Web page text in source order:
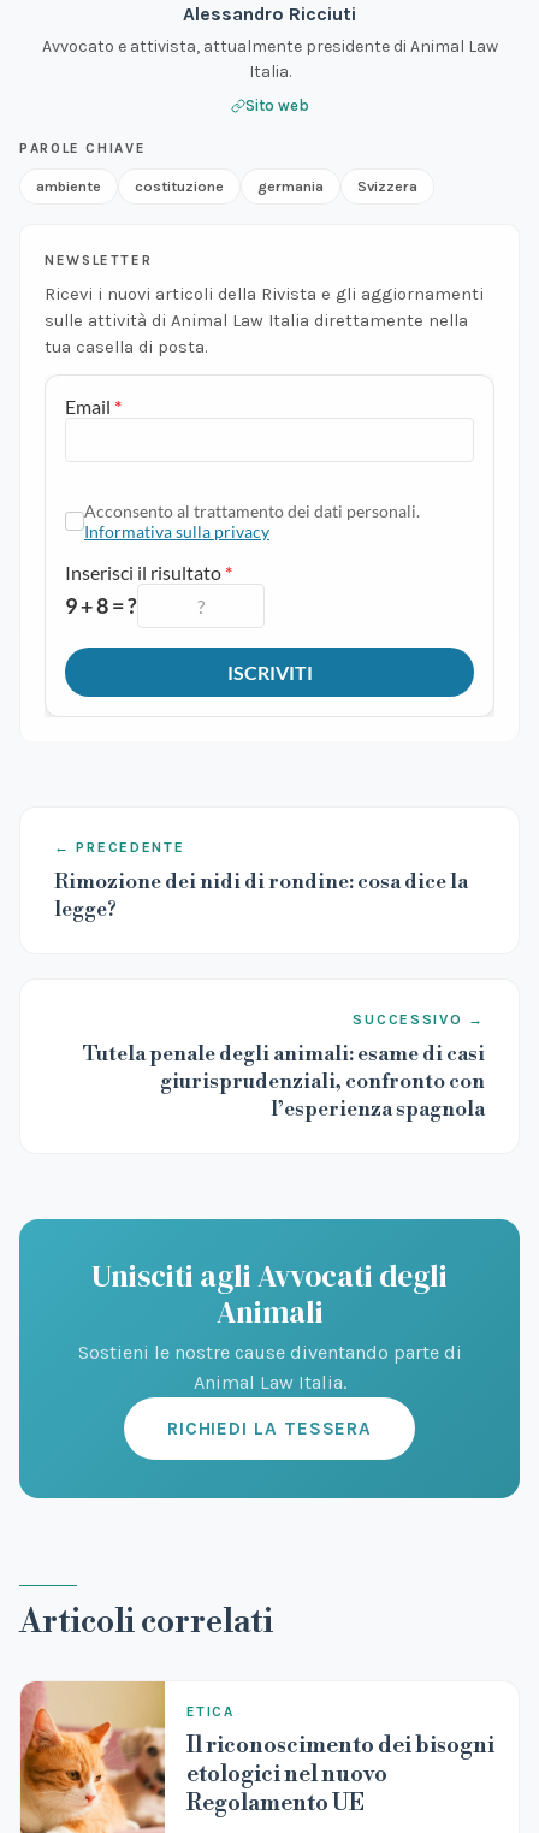
Alessandro Ricciuti
Avvocato e attivista, attualmente presidente di Animal Law
Italia.
Sito web
PAROLE CHIAVE
ambiente costituzione germania Svizzera
NEWSLETTER
Ricevi i nuovi articoli della Rivista e gli aggiornamenti
sulle attività di Animal Law Italia direttamente nella
tua casella di posta.
← PRECEDENTE
Rimozione dei nidi di rondine: cosa dice la
legge?
SUCCESSIVO →
Tutela penale degli animali: esame di casi
giurisprudenziali, confronto con
l’esperienza spagnola
Unisciti agli Avvocati degli
Animali
Sostieni le nostre cause diventando parte di
Animal Law Italia.
RICHIEDI LA TESSERA
Articoli correlati
ETICA
Il riconoscimento dei bisogni
etologici nel nuovo
Regolamento UE